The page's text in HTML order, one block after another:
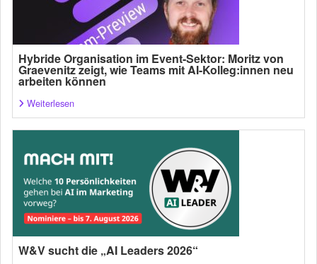
Hybride Organisation im Event-Sektor: Moritz von
Graevenitz zeigt, wie Teams mit AI-Kolleg:innen neu
arbeiten können
Weiterlesen
W&V sucht die „AI Leaders 2026“